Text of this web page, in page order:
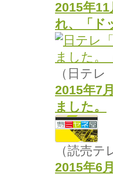
2015年
れ、「ド
（日テ
2015年7
ました。
（読売
2015年6